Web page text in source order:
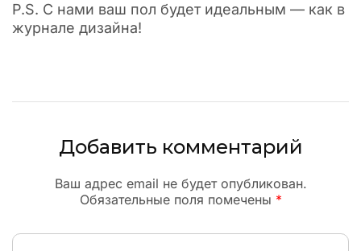
P.S. С нами ваш пол будет идеальным — как в
журнале дизайна!
Добавить комментарий
Ваш адрес email не будет опубликован.
Обязательные поля помечены *